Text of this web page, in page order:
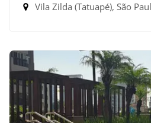
Vila Zilda (Tatuapé), São